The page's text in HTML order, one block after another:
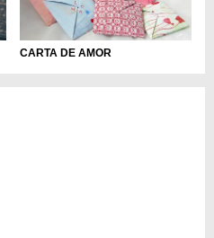
CARTA DE AMOR